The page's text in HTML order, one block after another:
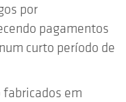
por
pagamentos
curto período de
em